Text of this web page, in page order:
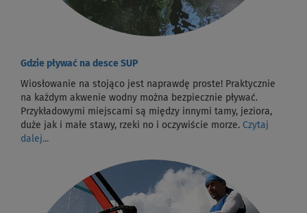
Gdzie pływać na desce SUP
Wiosłowanie na stojąco jest naprawdę proste! Praktycznie
na każdym akwenie wodny można bezpiecznie pływać.
Przykładowymi miejscami są między innymi tamy, jeziora,
duże jak i małe stawy, rzeki no i oczywiście morze. Czytaj
dalej...